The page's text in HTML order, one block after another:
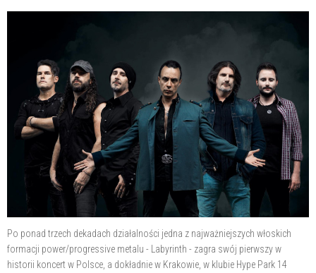
Po ponad trzech dekadach działalności jedna z najważniejszych włoskich
formacji power/progressive metalu - Labyrinth - zagra swój pierwszy w
historii koncert w Polsce, a dokładnie w Krakowie, w klubie Hype Park 14